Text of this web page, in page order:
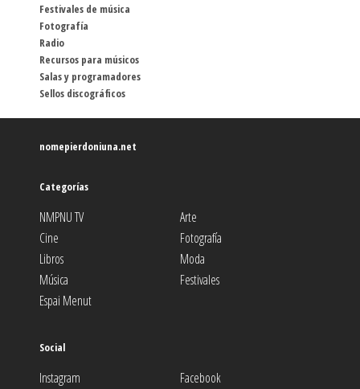
Festivales de música
Fotografía
Radio
Recursos para músicos
Salas y programadores
Sellos discográficos
nomepierdoniuna.net
Categorías
NMPNU TV
Arte
Cine
Fotografía
Libros
Moda
Música
Festivales
Espai Menut
Social
Instagram
Facebook